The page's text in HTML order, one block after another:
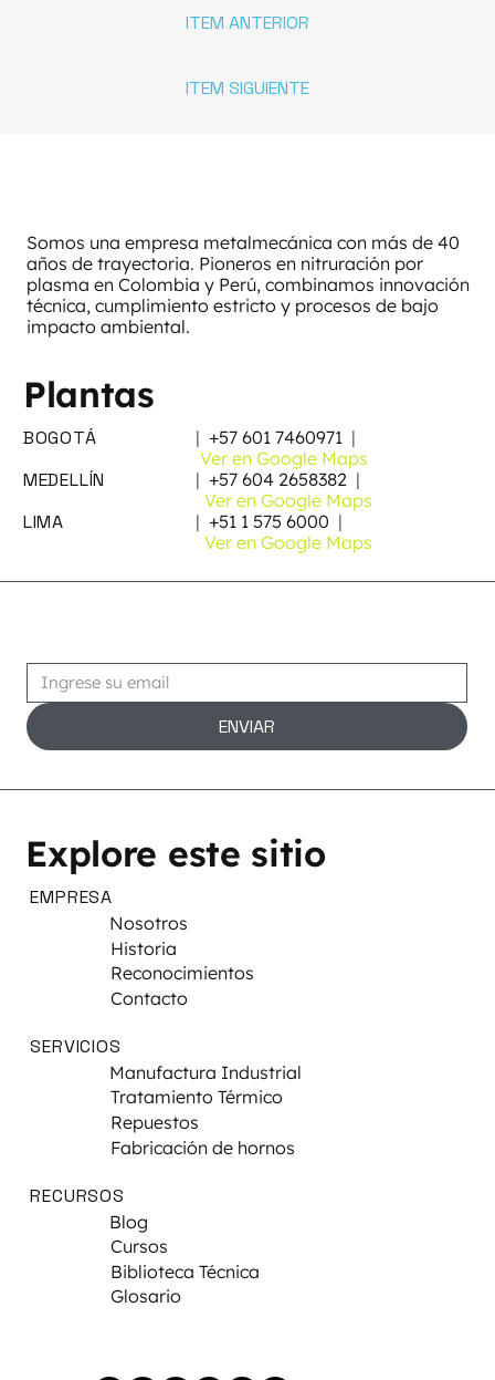
ITEM ANTERIOR
ITEM SIGUIENTE
Estabilidad dimensional:Es el beneficio
técnico más valorado. Realizar un alivio
de la pieza se mantengan estables,
Somos una empresa metalmecánica con más de 40
años de trayectoria. Pioneros en nitruración por
plasma en Colombia y Perú, combinamos innovación
técnica, cumplimiento estricto y procesos de bajo
impacto ambiental.
Plantas
BOGOTÁ | +57 601 7460971 |
Ver en Google Maps
MEDELLÍN | +57 604 2658382 |
Ver en Google Maps
LIMA | +51 1 575 6000 |
Ver en Google Maps
ENVIAR
Explore este sitio
EMPRESA
Nosotros
Historia
Reconocimientos
Contacto
SERVICIOS
Manufactura Industrial
Tratamiento Térmico
Repuestos
Fabricación de hornos
RECURSOS
Blog
Cursos
Biblioteca Técnica
Glosario